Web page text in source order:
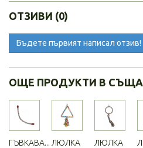
ОТЗИВИ (0)
Бъдете първият написал отзив!
ОЩЕ ПРОДУКТИ В
ГЪВКАВА... ЛЮЛКА
ЛЮЛКА